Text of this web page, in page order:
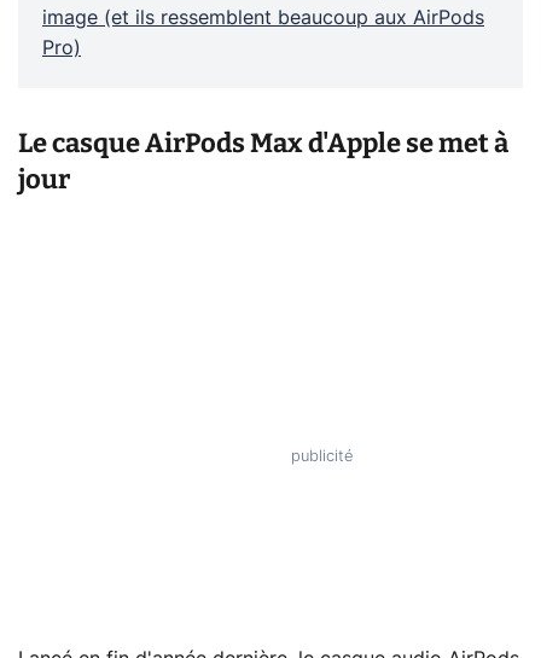
image (et ils ressemblent beaucoup aux AirPods
Pro)
Le casque AirPods Max d'Apple se met à
jour